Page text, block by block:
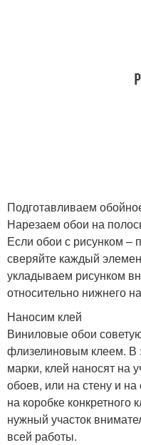
Подготавливаем
Нарезаем обои на
Если обои с рисунком –
сверяйте каждый
укладываем рисунком
относительно нижнего
Наносим клей
Виниловые обои
флизелиновым клеем. В
марки, клей наносят на
обоев, или на стену и
на коробке
нужный участок
всей работы.